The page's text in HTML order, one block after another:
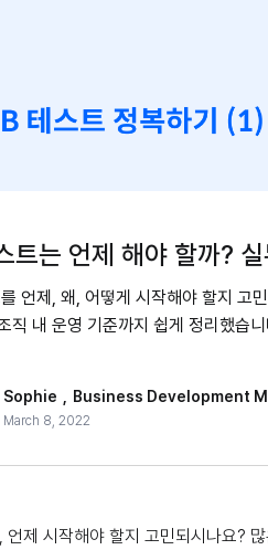
트는 언제 해야 할까?
언제, 왜, 어떻게 시작해야 할지 고
직 내 운영 기준까지 쉽게 정리했습
Sophie Business Development
March 8, 2022
제 시작해야 할지 고민되시나요?